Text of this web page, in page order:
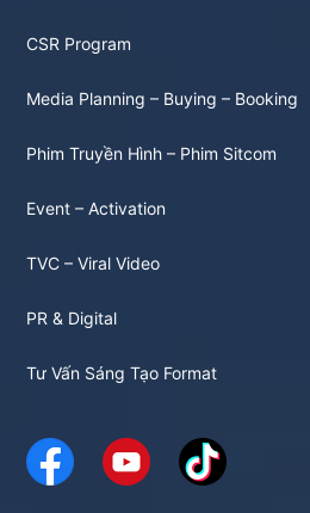
CSR Program
Media Planning – Buying – Booking
Phim Truyền Hình – Phim Sitcom
Event – Activation
TVC – Viral Video
PR & Digital
Tư Vấn Sáng Tạo Format